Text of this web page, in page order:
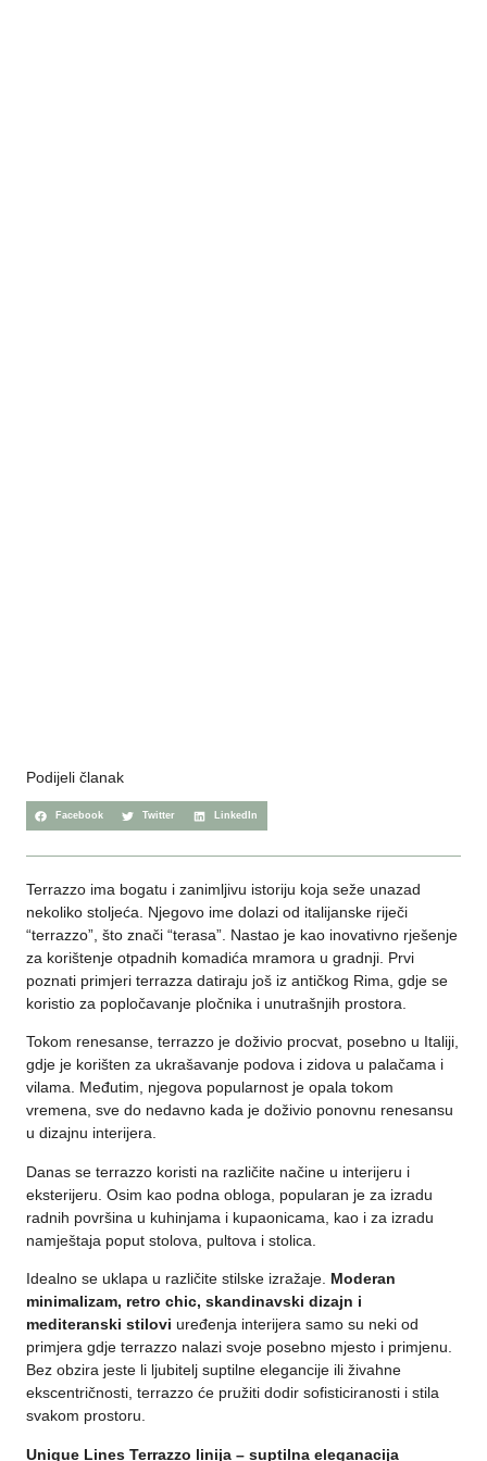
Podijeli članak
Facebook Twitter LinkedIn
Terrazzo ima bogatu i zanimljivu istoriju koja seže unazad
nekoliko stoljeća. Njegovo ime dolazi od italijanske riječi
“terrazzo”, što znači “terasa”. Nastao je kao inovativno rješenje
za korištenje otpadnih komadića mramora u gradnji. Prvi
poznati primjeri terrazza datiraju još iz antičkog Rima, gdje se
koristio za popločavanje pločnika i unutrašnjih prostora.
Tokom renesanse, terrazzo je doživio procvat, posebno u Italiji,
gdje je korišten za ukrašavanje podova i zidova u palačama i
vilama. Međutim, njegova popularnost je opala tokom
vremena, sve do nedavno kada je doživio ponovnu renesansu
u dizajnu interijera.
Danas se terrazzo koristi na različite načine u interijeru i
eksterijeru. Osim kao podna obloga, popularan je za izradu
radnih površina u kuhinjama i kupaonicama, kao i za izradu
namještaja poput stolova, pultova i stolica.
Idealno se uklapa u različite stilske izražaje. Moderan
minimalizam, retro chic, skandinavski dizajn i
mediteranski stilovi uređenja interijera samo su neki od
primjera gdje terrazzo nalazi svoje posebno mjesto i primjenu.
Bez obzira jeste li ljubitelj suptilne elegancije ili živahne
ekscentričnosti, terrazzo će pružiti dodir sofisticiranosti i stila
svakom prostoru.
Unique Lines Terrazzo linija – suptilna eleganacija